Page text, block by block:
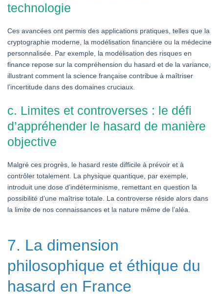
technologie
Ces avancées ont permis des applications pratiques, telles que la
cryptographie moderne, la modélisation financière ou la médecine
personnalisée. Par exemple, la modélisation des risques en
finance repose sur la compréhension du hasard et de la variance,
illustrant comment la science française contribue à maîtriser
l’incertitude dans des domaines cruciaux.
c. Limites et controverses : le défi
d’appréhender le hasard de manière
objective
Malgré ces progrès, le hasard reste difficile à prévoir et à
contrôler totalement. La physique quantique, par exemple,
introduit une dose d’indéterminisme, remettant en question la
possibilité d’une maîtrise totale. La controverse réside alors dans
la limite de nos connaissances et la nature même de l’aléa.
7. La dimension
philosophique et éthique du
hasard en France